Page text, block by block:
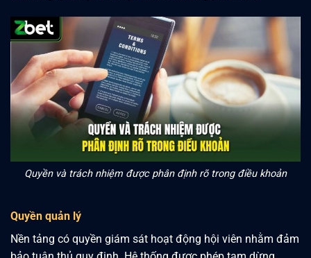
Quyền và trách nhiệm được phân định rõ trong điều khoản
Quyền quản lý
Nền tảng có quyền giám sát hoạt động hội viên nhằm đảm